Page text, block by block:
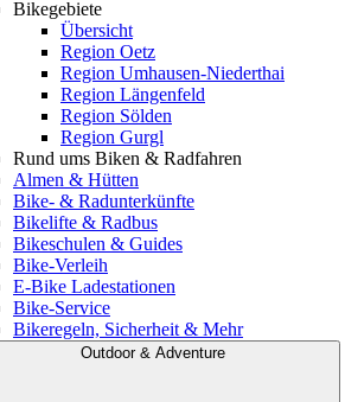
Bikegebiete
Übersicht
Region Oetz
Region Umhausen-Niederthai
Region Längenfeld
Region Sölden
Region Gurgl
Rund ums Biken & Radfahren
Almen & Hütten
Bike- & Radunterkünfte
Bikelifte & Radbus
Bikeschulen & Guides
Bike-Verleih
E-Bike Ladestationen
Bike-Service
Bikeregeln, Sicherheit & Mehr
Outdoor & Adventure